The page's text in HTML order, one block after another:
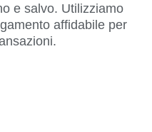
e salvo. Utilizziamo
affidabile per